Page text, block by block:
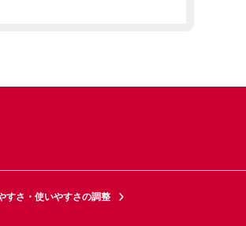
すさ・使いやすさの調整